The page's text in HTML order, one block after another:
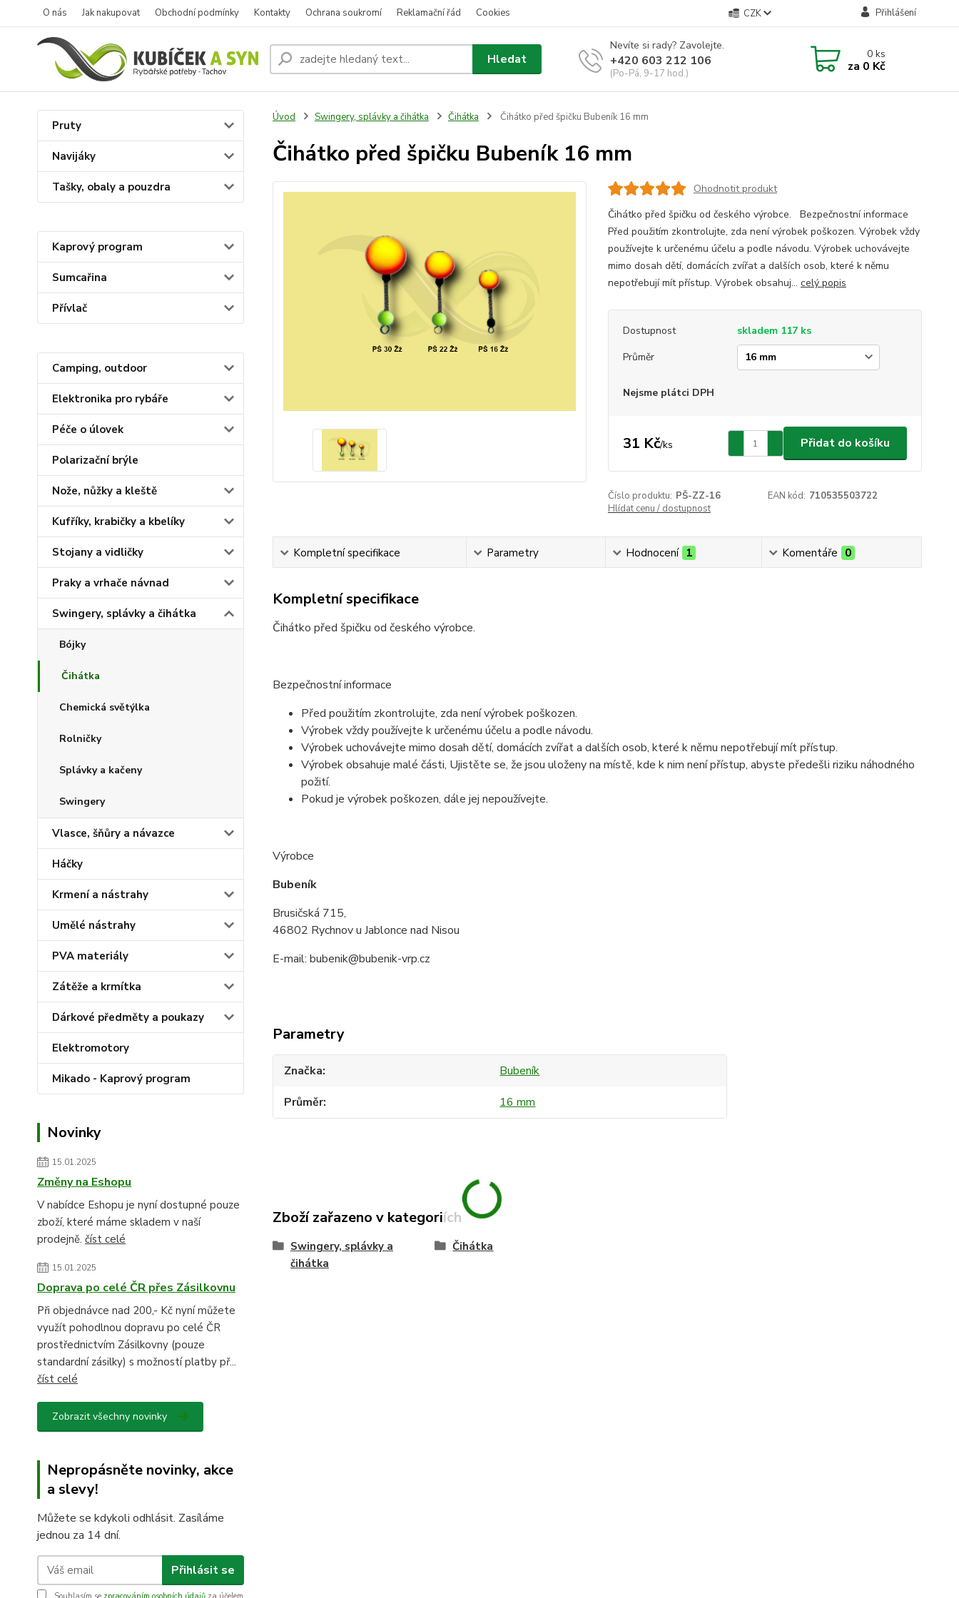
O nás Jak nakupovat Obchodní podmínky Kontakty Ochrana soukromí Reklamační řád Cookies CZK Přihlášení
Hledat
Nevíte si rady? Zavolejte.
+420 603 212 106
(Po-Pá, 9-17 hod.)
0ks
za 0 Kč
Pruty
Navijáky
Tašky, obaly a pouzdra
Kaprový program
Sumcařina
Přívlač
Camping, outdoor
Elektronika pro rybáře
Péče o úlovek
Polarizační brýle
Nože, nůžky a kleště
Kufříky, krabičky a kbelíky
Stojany a vidličky
Praky a vrhače návnad
Swingery, splávky a čihátka
Bójky
Čihátka
Chemická světýlka
Rolničky
Splávky a kačeny
Swingery
Vlasce, šňůry a návazce
Háčky
Krmení a nástrahy
Umělé nástrahy
PVA materiály
Zátěže a krmítka
Dárkové předměty a poukazy
Elektromotory
Mikado - Kaprový program
Novinky
15.01.2025
Změny na Eshopu
V nabídce Eshopu je nyní dostupné pouze
zboží, které máme skladem v naší
prodejně. číst celé
15.01.2025
Doprava po celé ČR přes Zásilkovnu
Při objednávce nad 200,- Kč nyní můžete
využít pohodlnou dopravu po celé ČR
prostřednictvím Zásilkovny (pouze
standardní zásilky) s možností platby př...
číst celé
Zobrazit všechny novinky
Nepropásněte novinky, akce
a slevy!
Můžete se kdykoli odhlásit. Zasíláme
jednou za 14 dní.
Přihlásit se
Úvod Swingery, splávky a čihátka Čihátka Čihátko před špičku Bubeník 16 mm
Čihátko před špičku Bubeník 16 mm
Ohodnotit produkt
Čihátko před špičku od českého výrobce. Bezpečnostní informace
Před použitím zkontrolujte, zda není výrobek poškozen. Výrobek vždy
používejte k určenému účelu a podle návodu. Výrobek uchovávejte
mimo dosah dětí, domácích zvířat a dalších osob, které k němu
nepotřebují mít přístup. Výrobek obsahuj... celý popis
Dostupnost
skladem 117 ks
Průměr
Nejsme plátci DPH
31 Kč/ks Přidat do košíku
Číslo produktu: PŠ-ZZ-16 EAN kód: 710535503722
Hlídat cenu / dostupnost
Kompletní specifikace Parametry Hodnocení 1 Komentáře 0
Kompletní specifikace
Čihátko před špičku od českého výrobce.
Bezpečnostní informace
Před použitím zkontrolujte, zda není výrobek poškozen.
Výrobek vždy používejte k určenému účelu a podle návodu.
Výrobek uchovávejte mimo dosah dětí, domácích zvířat a dalších osob, které k němu nepotřebují mít přístup.
Výrobek obsahuje malé části, Ujistěte se, že jsou uloženy na místě, kde k nim není přístup, abyste předešli riziku náhodného
požití.
Pokud je výrobek poškozen, dále jej nepoužívejte.
Výrobce
Bubeník
Brusičská 715,
46802 Rychnov u Jablonce nad Nisou
E-mail: bubenik@bubenik-vrp.cz
Parametry
Značka
Bubeník
Průměr
16 mm
Zboží zařazeno v kategoriích
Swingery, splávky a
čihátka
Čihátka